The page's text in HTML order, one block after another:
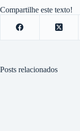
Compartilhe este texto!
Posts relacionados